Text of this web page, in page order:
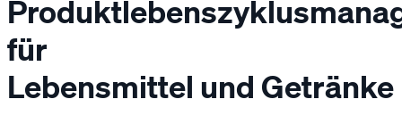
für
Lebensmittel und Getränke